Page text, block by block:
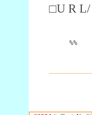
□U R L/
%%